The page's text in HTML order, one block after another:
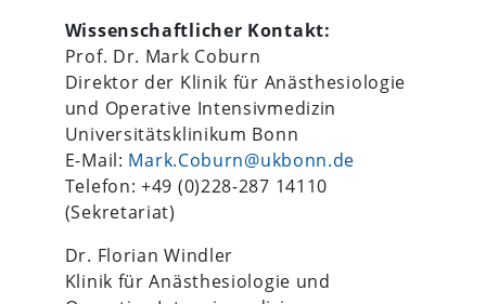
Wissenschaftlicher Kontakt:
Prof. Dr. Mark Coburn
Direktor der Klinik für Anästhesiologie
und Operative Intensivmedizin
Universitätsklinikum Bonn
E-Mail: Mark.Coburn@ukbonn.de
Telefon: +49 (0)228-287 14110
(Sekretariat)
Dr. Florian Windler
Klinik für Anästhesiologie und